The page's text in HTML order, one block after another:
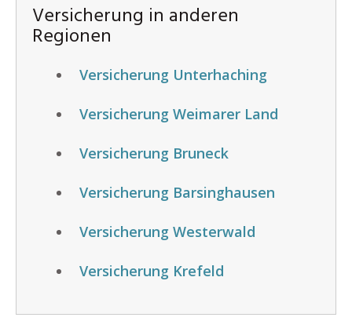
Versicherung in anderen
Regionen
Versicherung Unterhaching
Versicherung Weimarer Land
Versicherung Bruneck
Versicherung Barsinghausen
Versicherung Westerwald
Versicherung Krefeld